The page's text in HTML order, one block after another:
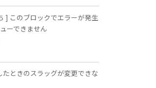
] このブロックでエラーが発生
ーできません
たときのスラッグが変更できな